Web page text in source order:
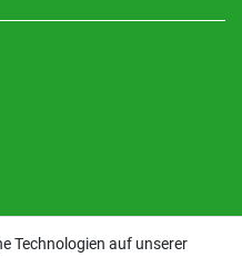
Technologien auf unserer